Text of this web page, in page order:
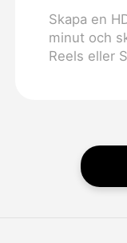
Skapa en
minut och
Reels eller